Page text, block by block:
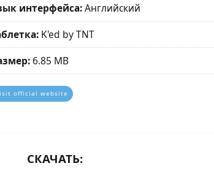
интерфейса:Английский
K'ed by TNT
6.85 MB
official website
СКАЧАТЬ: